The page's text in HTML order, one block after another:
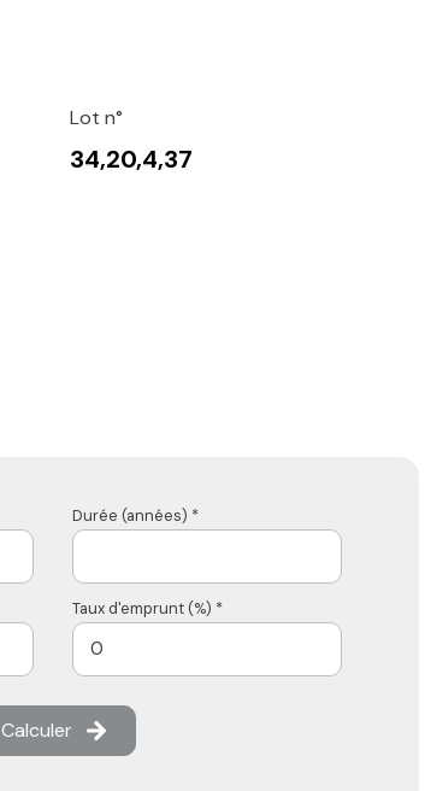
Lot n°
34,20,4,37
Durée (années) *
Taux d'emprunt (%) *
Calculer